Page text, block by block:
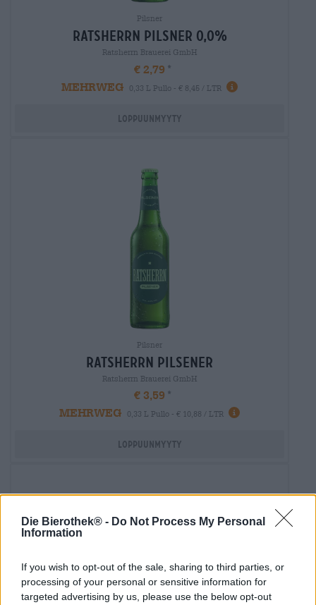
Die Bierothek® - Do Not Process My Personal
Information
If you wish to opt-out of the sale, sharing to third parties, or
processing of your personal or sensitive information for
targeted advertising by us, please use the below opt-out
Pilsner
ratsherrn Pilsner 0,0%
Ratsherrn Brauerei GmbH
€ 2,79
MEHRWEG
0,33 L Pullo - € 8,45 / LTR
Loppuunmyyty
Pilsner
ratsherrn pilsener
Ratsherrn Brauerei GmbH
€ 3,59
MEHRWEG
0,33 L Pullo - € 10,88 / LTR
Loppuunmyyty